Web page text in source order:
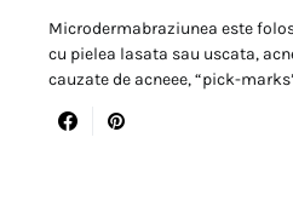
Microdermabraziunea este
cu pielea lasata sau uscata,
cauzate de acneee, “pick-